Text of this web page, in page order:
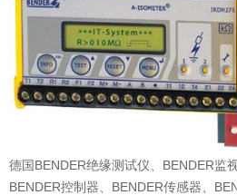
德国BENDER绝缘测试仪、BENDER监
BENDER控制器、BENDER传感器、